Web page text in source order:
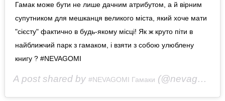
Гамак може бути не лише дачним атрибутом, а й вірним
супутником для мешканця великого міста, який хоче мати
"сієсту" фактично в будь-якому місці! Як ж круто піти в
найближчий парк з гамаком, і взяти з собою улюблену
книгу ? #NEVAGOMI
A post shared by #NEVAGOMI Гамаки (@nevagomi) on